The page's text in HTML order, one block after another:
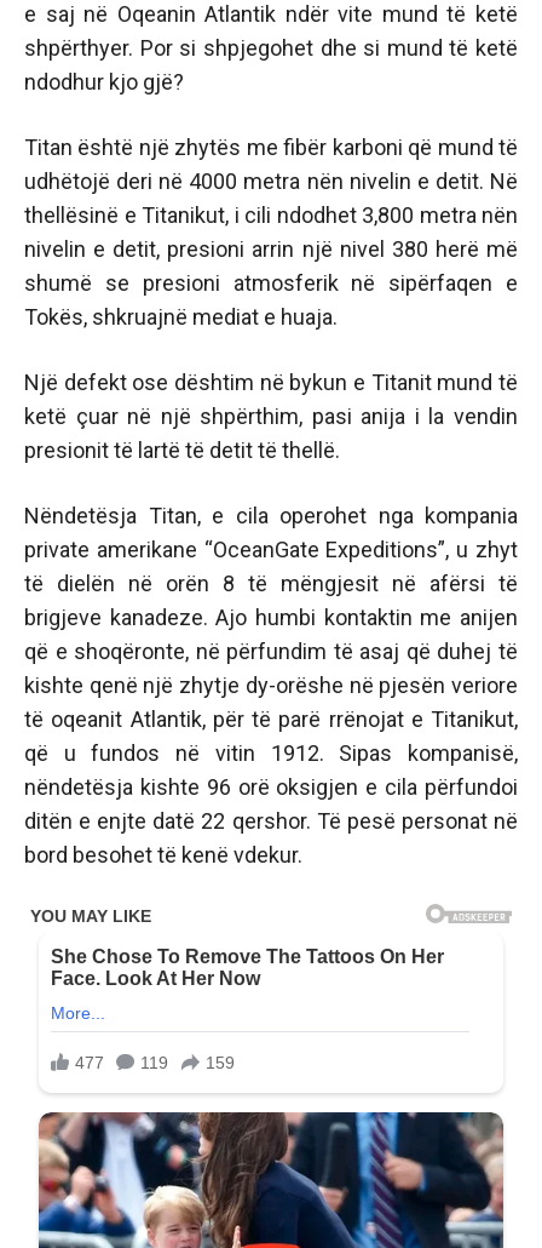
e saj në Oqeanin Atlantik ndër vite mund të ketë
shpërthyer. Por si shpjegohet dhe si mund të ketë
ndodhur kjo gjë?
Titan është një zhytës me fibër karboni që mund të
udhëtojë deri në 4000 metra nën nivelin e detit. Në
thellësinë e Titanikut, i cili ndodhet 3,800 metra nën
nivelin e detit, presioni arrin një nivel 380 herë më
shumë se presioni atmosferik në sipërfaqen e
Tokës, shkruajnë mediat e huaja.
Një defekt ose dështim në bykun e Titanit mund të
ketë çuar në një shpërthim, pasi anija i la vendin
presionit të lartë të detit të thellë.
Nëndetësja Titan, e cila operohet nga kompania
private amerikane “OceanGate Expeditions”, u zhyt
të dielën në orën 8 të mëngjesit në afërsi të
brigjeve kanadeze. Ajo humbi kontaktin me anijen
që e shoqëronte, në përfundim të asaj që duhej të
kishte qenë një zhytje dy-orëshe në pjesën veriore
të oqeanit Atlantik, për të parë rrënojat e Titanikut,
që u fundos në vitin 1912. Sipas kompanisë,
nëndetësja kishte 96 orë oksigjen e cila përfundoi
ditën e enjte datë 22 qershor. Të pesë personat në
bord besohet të kenë vdekur.